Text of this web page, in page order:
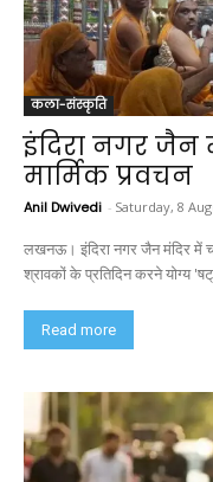
कला-संस्कृति
इंदिरा नगर जैन
मार्मिक प्रवचन
Anil Dwivedi - Saturday, 8
लखनऊ। इंदिरा नगर जैन मंदिर में
श्रावकों के प्रतिदिन करने योग्य
Read more